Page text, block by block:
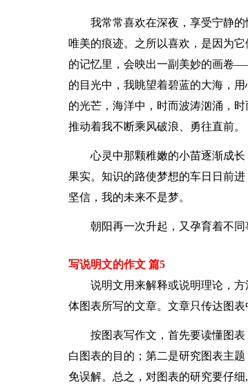
我常常喜欢在深夜，享受宁静
唯美的痕迹。之所以喜欢，是因为
的记忆里，会映出一副美妙的画卷
的目光中，我眺望着碧蓝的大海，
的光芒，海洋中，时而波涛汹涌，
推动着我不断乘风破浪、勇往直前。
心灵中那颗稚嫩的小苗逐渐成
果实。知识的路使梦想的车日日前
坚信，我的未来不是梦。
朝阳再一次升起，又孕育着不
写说明文的作文 篇5
说明文用来解释或说明理论，
体图表所写的文章。文章只传达图
按图表写作文，首先要读懂图
白图表的目的；第二是研究图表主
免误解。总之，对图表的研究要仔